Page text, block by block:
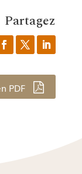
Partagez
PDF